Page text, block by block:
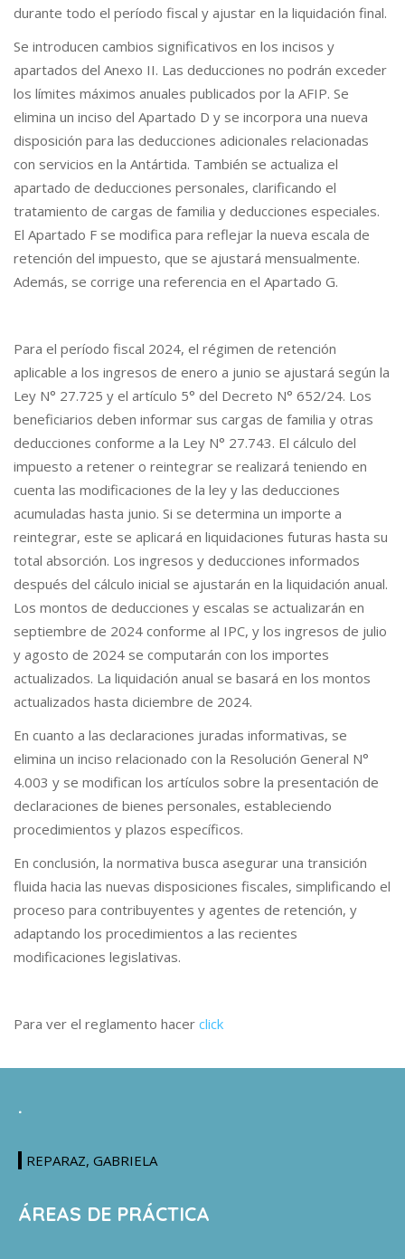
durante todo el período fiscal y ajustar en la liquidación final.
Se introducen cambios significativos en los incisos y
apartados del Anexo II. Las deducciones no podrán exceder
los límites máximos anuales publicados por la AFIP. Se
elimina un inciso del Apartado D y se incorpora una nueva
disposición para las deducciones adicionales relacionadas
con servicios en la Antártida. También se actualiza el
apartado de deducciones personales, clarificando el
tratamiento de cargas de familia y deducciones especiales.
El Apartado F se modifica para reflejar la nueva escala de
retención del impuesto, que se ajustará mensualmente.
Además, se corrige una referencia en el Apartado G.
Para el período fiscal 2024, el régimen de retención
aplicable a los ingresos de enero a junio se ajustará según la
Ley N° 27.725 y el artículo 5° del Decreto N° 652/24. Los
beneficiarios deben informar sus cargas de familia y otras
deducciones conforme a la Ley N° 27.743. El cálculo del
impuesto a retener o reintegrar se realizará teniendo en
cuenta las modificaciones de la ley y las deducciones
acumuladas hasta junio. Si se determina un importe a
reintegrar, este se aplicará en liquidaciones futuras hasta su
total absorción. Los ingresos y deducciones informados
después del cálculo inicial se ajustarán en la liquidación anual.
Los montos de deducciones y escalas se actualizarán en
septiembre de 2024 conforme al IPC, y los ingresos de julio
y agosto de 2024 se computarán con los importes
actualizados. La liquidación anual se basará en los montos
actualizados hasta diciembre de 2024.
En cuanto a las declaraciones juradas informativas, se
elimina un inciso relacionado con la Resolución General N°
4.003 y se modifican los artículos sobre la presentación de
declaraciones de bienes personales, estableciendo
procedimientos y plazos específicos.
En conclusión, la normativa busca asegurar una transición
fluida hacia las nuevas disposiciones fiscales, simplificando el
proceso para contribuyentes y agentes de retención, y
adaptando los procedimientos a las recientes
modificaciones legislativas.
Para ver el reglamento hacer click
.
REPARAZ, GABRIELA
ÁREAS DE PRÁCTICA